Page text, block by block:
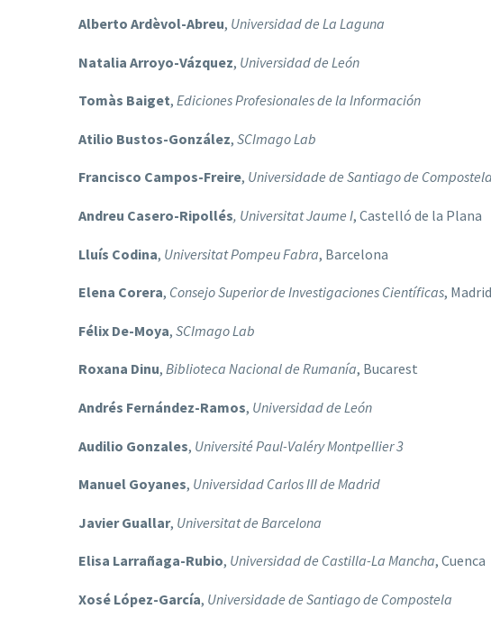
Alberto Ardèvol-Abreu, Universidad de La Laguna
Natalia Arroyo-Vázquez, Universidad de León
Tomàs Baiget, Ediciones Profesionales de la Información
Atilio Bustos-González, SCImago Lab
Francisco Campos-Freire, Universidade de Santiago de Compostela
Andreu Casero-Ripollés, Universitat Jaume I, Castelló de la Plana
Lluís Codina, Universitat Pompeu Fabra, Barcelona
Elena Corera, Consejo Superior de Investigaciones Científicas, Madrid
Félix De-Moya, SCImago Lab
Roxana Dinu, Biblioteca Nacional de Rumanía, Bucarest
Andrés Fernández-Ramos, Universidad de León
Audilio Gonzales, Université Paul-Valéry Montpellier 3
Manuel Goyanes, Universidad Carlos III de Madrid
Javier Guallar, Universitat de Barcelona
Elisa Larrañaga-Rubio, Universidad de Castilla-La Mancha, Cuenca
Xosé López-García, Universidade de Santiago de Compostela